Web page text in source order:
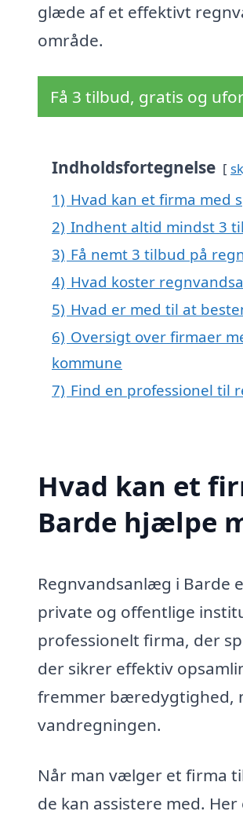
glæde af et effektivt
område.
Få 3 tilbud, gratis og
Indholdsfortegnelse
1) Hvad kan et firma med
2) Indhent altid mindst 3
3) Få nemt 3 tilbud på
4) Hvad koster
5) Hvad er med til at
6) Oversigt over firmaer
kommune
7) Find en professionel til
Hvad kan et
Barde hjælpe
Regnvandsanlæg i Barde
private og offentlige
professionelt firma, der
der sikrer effektiv
fremmer bæredygtighed,
vandregningen.
Når man vælger et firma
de kan assistere med.